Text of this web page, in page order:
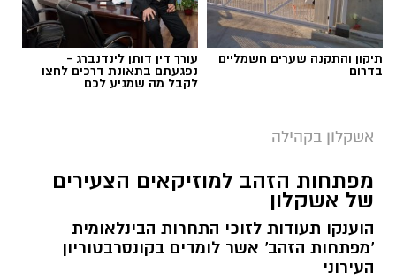
תיקון והתקנה שערים חשמליים
בדרום
עורך דין דותן לינדנברג -
נפגעתם בתאונת דרכים לחצו
לקבל מה שמגיע לכם
אשקלון בקהילה
מפתחות הזהב למוזיקאים הצעירים
של אשקלון
הוענקו תעודות לזוכי התחרות הבינלאומית
'מפתחות הזהב' אשר לומדים בקונסרבטוריון
העירוני